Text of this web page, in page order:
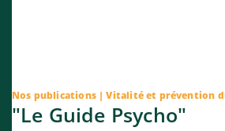
Nos publications Vitalité et prévention
"Le Guide Psycho"